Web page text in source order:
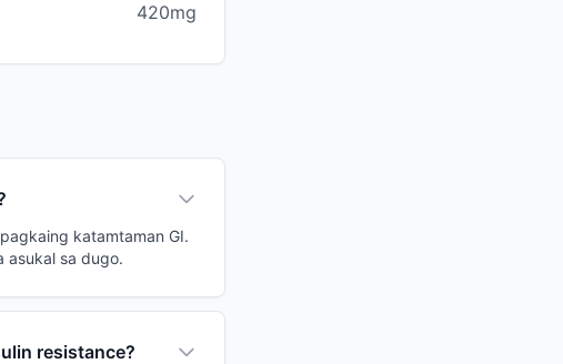
420mg
katamtaman GI.
asukal sa dugo.
resistance?